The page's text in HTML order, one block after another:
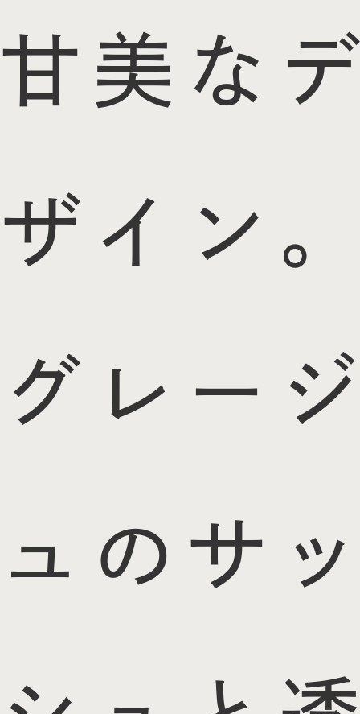
甘美なデ
ザイン。
グレージ
ュのサッ